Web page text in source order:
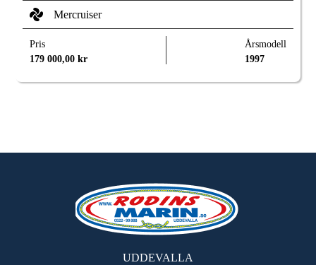
Mercruiser
Pris
179 000,00kr
Årsmodell
1997
UDDEVALLA